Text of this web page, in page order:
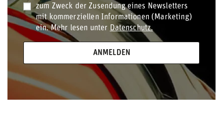
zum Zweck der Zusendung eines Newsletters
mit kommerziellen Informationen (Marketing)
ein. Mehr lesen unter Datenschutz.
ANMELDEN